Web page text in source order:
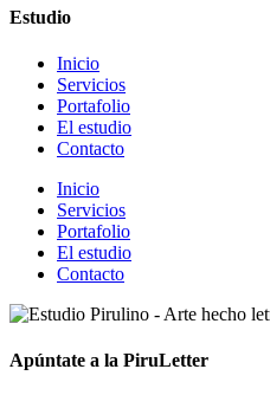
Estudio
Inicio
Servicios
Portafolio
El estudio
Contacto
Inicio
Servicios
Portafolio
El estudio
Contacto
Apúntate a la PiruLetter